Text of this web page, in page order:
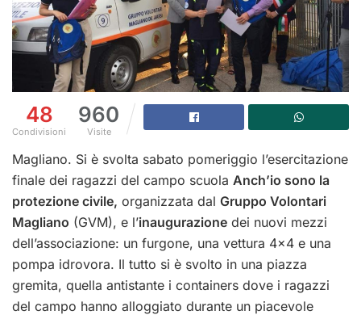
48
Condivisioni
960
Visite
Magliano. Si è svolta sabato pomeriggio l’esercitazione
finale dei ragazzi del campo scuola Anch’io sono la
protezione civile, organizzata dal Gruppo Volontari
Magliano (GVM), e l’inaugurazione dei nuovi mezzi
dell’associazione: un furgone, una vettura 4×4 e una
pompa idrovora. Il tutto si è svolto in una piazza
gremita, quella antistante i containers dove i ragazzi
del campo hanno alloggiato durante un piacevole